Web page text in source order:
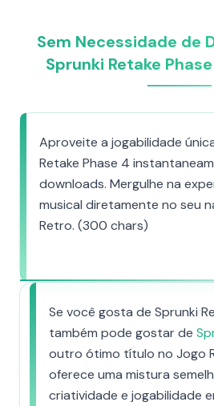
Sem Necessidade de
Sprunki Retake
Aproveite a jogabilidade
Retake Phase 4
downloads. Mergulhe na
musical diretamente no seu
Retro. (300 chars)
Se você gosta de Sprunki
também pode gostar de
outro ótimo título no Jogo
oferece uma mistura
criatividade e jogabilidade